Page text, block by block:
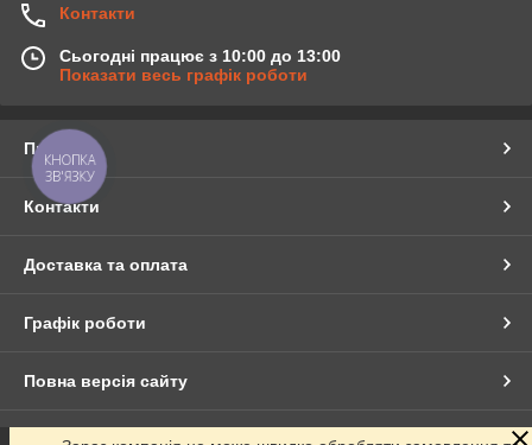
Контакти
Сьогодні працює з 10:00 до 13:00
Показати весь графік роботи
Про нас
Контакти
Доставка та оплата
Графік роботи
Повна версія сайту
Сайт створено на маркетплейсі Prom.ua
КНОПКА
ЗВ'ЯЗКУ